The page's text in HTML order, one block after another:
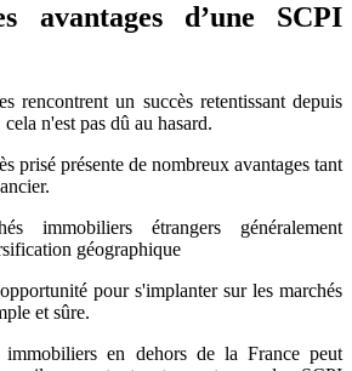
avantages d’une SCPI
rencontrent un succès retentissant depuis
n'est pas dû au hasard.
prisé présente de nombreux avantages tant
immobiliers étrangers généralement
géographique
pour s'implanter sur les marchés
et sûre.
en dehors de la France peut